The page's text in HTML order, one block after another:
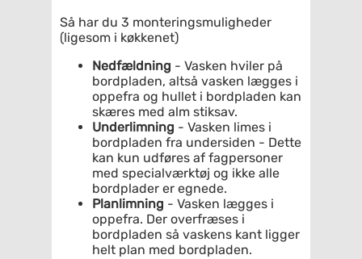
Så har du 3 monteringsmuligheder
(ligesom i køkkenet)
Nedfældning - Vasken hviler på
bordpladen, altså vasken lægges i
oppefra og hullet i bordpladen kan
skæres med alm stiksav.
Underlimning - Vasken limes i
bordpladen fra undersiden - Dette
kan kun udføres af fagpersoner
med specialværktøj og ikke alle
bordplader er egnede.
Planlimning - Vasken lægges i
oppefra. Der overfræses i
bordpladen så vaskens kant ligger
helt plan med bordpladen.